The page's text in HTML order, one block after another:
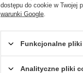
dostępu do cookie w Twojej
warunki Google
Funkcjonalne
Analityczne pliki